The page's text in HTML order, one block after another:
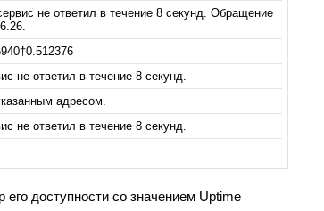
не ответил в течение 8 секунд. Обращение
не ответил в течение 8 секунд.
адресом.
не ответил в течение 8 секунд.
доступности со значением Uptime